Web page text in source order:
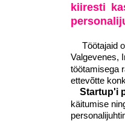
kiiresti
Töötajaid
Valgevenes,
töötamisega
ettevõtte
Startup'i
käitumise